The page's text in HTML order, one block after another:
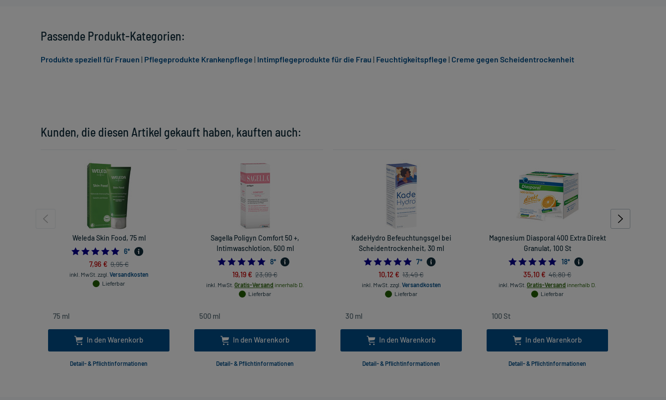
Kunden, die diesen Artikel gekauft haben, kauften auch:
Weleda Skin Food, 75 ml
5.0
6*
7,96 € 9,95 €
inkl. MwSt. zzgl. Versandkosten
Lieferbar
In den Warenkorb
Detail- & Pflichtinformationen
Sagella Poligyn Comfort 50 +,
Intimwaschlotion, 500 ml
5.0
8*
19,19 € 23,99 €
inkl. MwSt. Gratis-Versand innerhalb D.
Lieferbar
In den Warenkorb
Detail- & Pflichtinformationen
KadeHydro Befeuchtungsgel bei
Scheidentrockenheit, 30 ml
5.0
7*
10,12 € 13,49 €
inkl. MwSt. zzgl. Versandkosten
Lieferbar
In den Warenkorb
Detail- & Pflichtinformationen
Magnesium Diasporal 400 Extra Direkt
Granulat, 100 St
4.888888888888889
18*
35,10 € 46,80 €
inkl. MwSt. Gratis-Versand innerhalb D.
Lieferbar
In den Warenkorb
Detail- & Pflichtinformationen
Passende Produkt-Kategorien:
Produkte speziell für Frauen | Pflegeprodukte Krankenpflege | Intimpflegeprodukte für die Frau | Feuchtigkeitspflege | Creme gegen Scheidentrockenheit